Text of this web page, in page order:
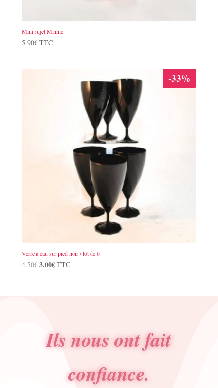
Mini sujet Minnie
5.90€ TTC
-33%
Verre à eau sur pied noir / lot de 6
4.50€ Le
3.00€Le
TTC
Ils nous ont fait
confiance.